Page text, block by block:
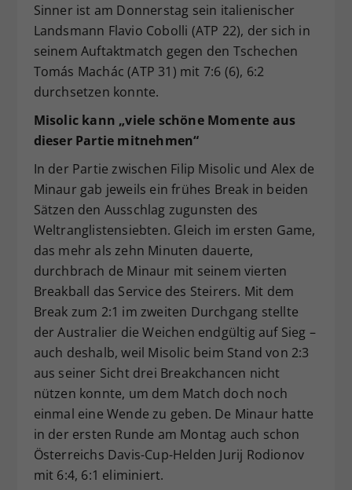
Sinner ist am Donnerstag sein italienischer
Landsmann Flavio Cobolli (ATP 22), der sich in
seinem Auftaktmatch gegen den Tschechen
Tomás Machác (ATP 31) mit 7:6 (6), 6:2
durchsetzen konnte.
Misolic kann „viele schöne Momente aus
dieser Partie mitnehmen“
In der Partie zwischen Filip Misolic und Alex de
Minaur gab jeweils ein frühes Break in beiden
Sätzen den Ausschlag zugunsten des
Weltranglistensiebten. Gleich im ersten Game,
das mehr als zehn Minuten dauerte,
durchbrach de Minaur mit seinem vierten
Breakball das Service des Steirers. Mit dem
Break zum 2:1 im zweiten Durchgang stellte
der Australier die Weichen endgültig auf Sieg –
auch deshalb, weil Misolic beim Stand von 2:3
aus seiner Sicht drei Breakchancen nicht
nützen konnte, um dem Match doch noch
einmal eine Wende zu geben. De Minaur hatte
in der ersten Runde am Montag auch schon
Österreichs Davis-Cup-Helden Jurij Rodionov
mit 6:4, 6:1 eliminiert.